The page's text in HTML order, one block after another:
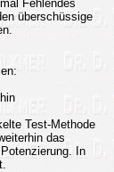
Fehlendes
überschüssige
Test-Methode
das
In